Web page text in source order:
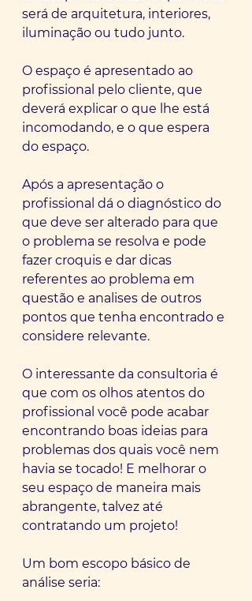
será de arquitetura, interiores,
iluminação ou tudo junto.
O espaço é apresentado ao
profissional pelo cliente, que
deverá explicar o que lhe está
incomodando, e o que espera
do espaço.
Após a apresentação o
profissional dá o diagnóstico do
que deve ser alterado para que
o problema se resolva e pode
fazer croquis e dar dicas
referentes ao problema em
questão e analises de outros
pontos que tenha encontrado e
considere relevante.
O interessante da consultoria é
que com os olhos atentos do
profissional você pode acabar
encontrando boas ideias para
problemas dos quais você nem
havia se tocado! E melhorar o
seu espaço de maneira mais
abrangente, talvez até
contratando um projeto!
Um bom escopo básico de
análise seria: